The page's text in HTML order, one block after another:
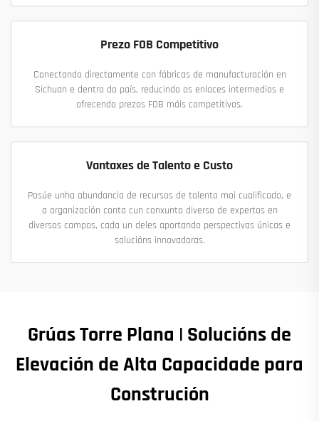
Prezo FOB Competitivo
Conectando directamente con fábricas de manufacturación en
Sichuan e dentro do país, reducindo os enlaces intermedios e
ofrecendo prezos FOB máis competitivos.
Vantaxes de Talento e Custo
Posúe unha abundancia de recursos de talento moi cualificado, e
a organización conta cun conxunto diverso de expertos en
diversos campos, cada un deles aportando perspectivas únicas e
solucións innovadoras.
Grúas Torre Plana | Solucións de
Elevación de Alta Capacidade para
Construción